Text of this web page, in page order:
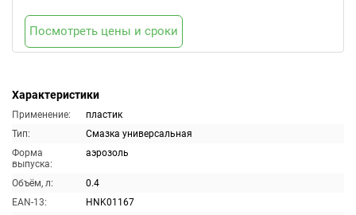
Характеристики
Применение:
пластик
Тип:
Смазка универсальная
Форма
выпуска:
аэрозоль
Объём, л:
0.4
EAN-13:
HNK01167
Посмотреть цены и сроки